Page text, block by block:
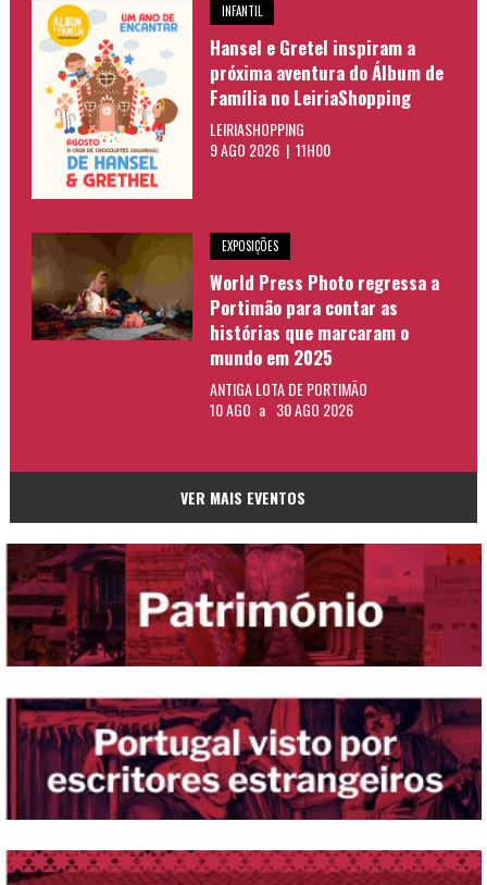
INFANTIL
Hansel e Gretel inspiram a
próxima aventura do Álbum de
Família no LeiriaShopping
LEIRIASHOPPING
9 AGO 2026 | 11H00
EXPOSIÇÕES
World Press Photo regressa a
Portimão para contar as
histórias que marcaram o
mundo em 2025
ANTIGA LOTA DE PORTIMÃO
10 AGO a 30 AGO 2026
VER MAIS EVENTOS